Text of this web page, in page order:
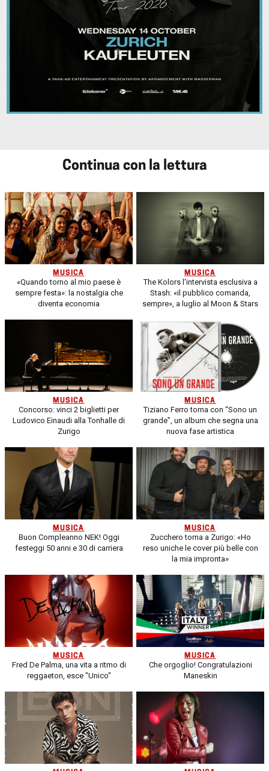
Continua con la lettura
MUSICA
«Quando torno al mio paese è
sempre festa»: la nostalgia che
diventa economia
MUSICA
The Kolors l'intervista esclusiva a
Stash: «il pubblico comanda,
sempre», a luglio al Moon & Stars
MUSICA
Concorso: vinci 2 biglietti per
Ludovico Einaudi alla Tonhalle di
Zurigo
MUSICA
Tiziano Ferro torna con “Sono un
grande”, un album che segna una
nuova fase artistica
MUSICA
Buon Compleanno NEK! Oggi
festeggi 50 anni e 30 di carriera
MUSICA
Zucchero torna a Zurigo: «Ho
reso uniche le cover più belle con
la mia impronta»
MUSICA
Fred De Palma, una vita a ritmo di
reggaeton, esce "Unico"
MUSICA
Che orgoglio! Congratulazioni
Maneskin